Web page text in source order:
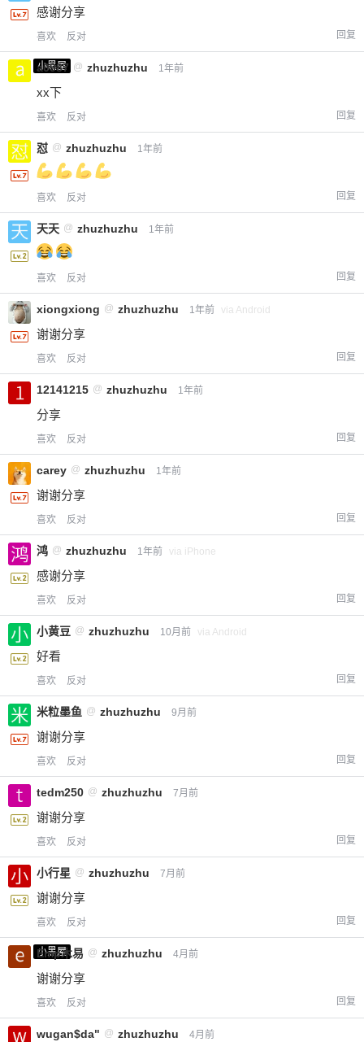
感谢分享
喜欢 反对 回复
小黑屋
a0987 @ zhuzhuzhu 1年前
xx下
喜欢 反对 回复
怼 @ zhuzhuzhu 1年前
喜欢 反对 回复
天天 @ zhuzhuzhu 1年前
喜欢 反对 回复
xiongxiong @ zhuzhuzhu 1年前 via Android
谢谢分享
喜欢 反对 回复
12141215 @ zhuzhuzhu 1年前
分享
喜欢 反对 回复
carey @ zhuzhuzhu 1年前
谢谢分享
喜欢 反对 回复
鸿 @ zhuzhuzhu 1年前 via iPhone
感谢分享
喜欢 反对 回复
小黄豆 @ zhuzhuzhu 10月前 via Android
好看
喜欢 反对 回复
米粒墨鱼 @ zhuzhuzhu 9月前
谢谢分享
喜欢 反对 回复
tedm250 @ zhuzhuzhu 7月前
谢谢分享
喜欢 反对 回复
小行星 @ zhuzhuzhu 7月前
谢谢分享
喜欢 反对 回复
小黑屋
Emp木易 @ zhuzhuzhu 4月前
谢谢分享
喜欢 反对 回复
wugan$da" @ zhuzhuzhu 4月前